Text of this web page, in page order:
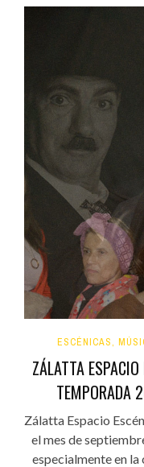
ESCÉNICAS,
ZÁLATTA
TEMPORADA
Zálatta Espacio
el mes de
especialmente en la